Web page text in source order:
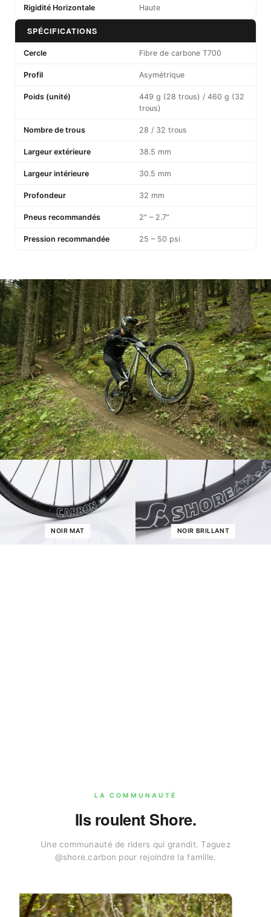
Rigidité Horizontale Haute
SPÉCIFICATIONS
Cercle Fibre de carbone T700
Profil Asymétrique
Poids (unité)
449 g (28 trous) / 460 g (32
trous)
Nombre de trous 28 / 32 trous
Largeur extérieure 38.5 mm
Largeur intérieure 30.5 mm
Profondeur 32 mm
Pneus recommandés 2" – 2.7"
Pression recommandée 25 – 50 psi
NOIR MAT NOIR BRILLANT
LA COMMUNAUTÉ
Ils roulent Shore.
Une communauté de riders qui grandit. Taguez
@shore.carbon pour rejoindre la famille.